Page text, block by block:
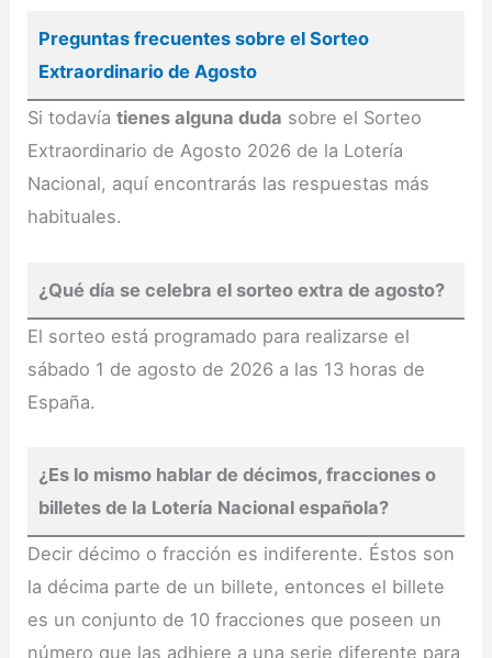
Preguntas frecuentes sobre el Sorteo
Extraordinario de Agosto
Si todavíatienes alguna duda sobre el Sorteo
Extraordinario de Agosto 2026 de la Lotería
Nacional, aquí encontrarás las respuestas más
habituales.
¿Qué día se celebra el sorteo extra de agosto?
El sorteo está programado para realizarse el
sábado 1 de agosto de 2026 a las 13 horas de
España.
¿Es lo mismo hablar de décimos, fracciones o
billetes de la Lotería Nacional española?
Decir décimo o fracción es indiferente. Éstos son
la décima parte de un billete, entonces el billete
es un conjunto de 10 fracciones que poseen un
número que las adhiere a una serie diferente para